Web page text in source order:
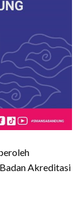
Akreditasi